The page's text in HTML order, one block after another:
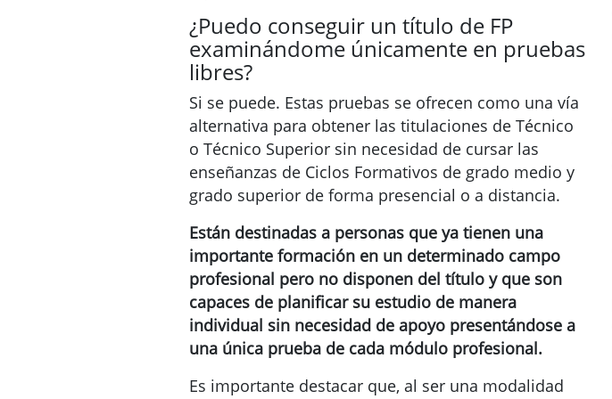
¿Puedo conseguir un título de FP
examinándome únicamente en pruebas
libres?
Si se puede. Estas pruebas se ofrecen como una vía
alternativa para obtener las titulaciones de Técnico
o Técnico Superior sin necesidad de cursar las
enseñanzas de Ciclos Formativos de grado medio y
grado superior de forma presencial o a distancia.
Están destinadas a personas que ya tienen una
importante formación en un determinado campo
profesional pero no disponen del título y que son
capaces de planificar su estudio de manera
individual sin necesidad de apoyo presentándose a
una única prueba de cada módulo profesional.
Es importante destacar que, al ser una modalidad